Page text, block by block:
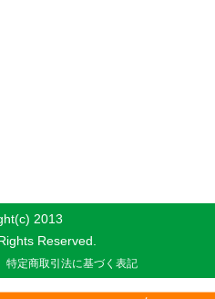
2013
Reserved.
特定商取引法に基づく表記